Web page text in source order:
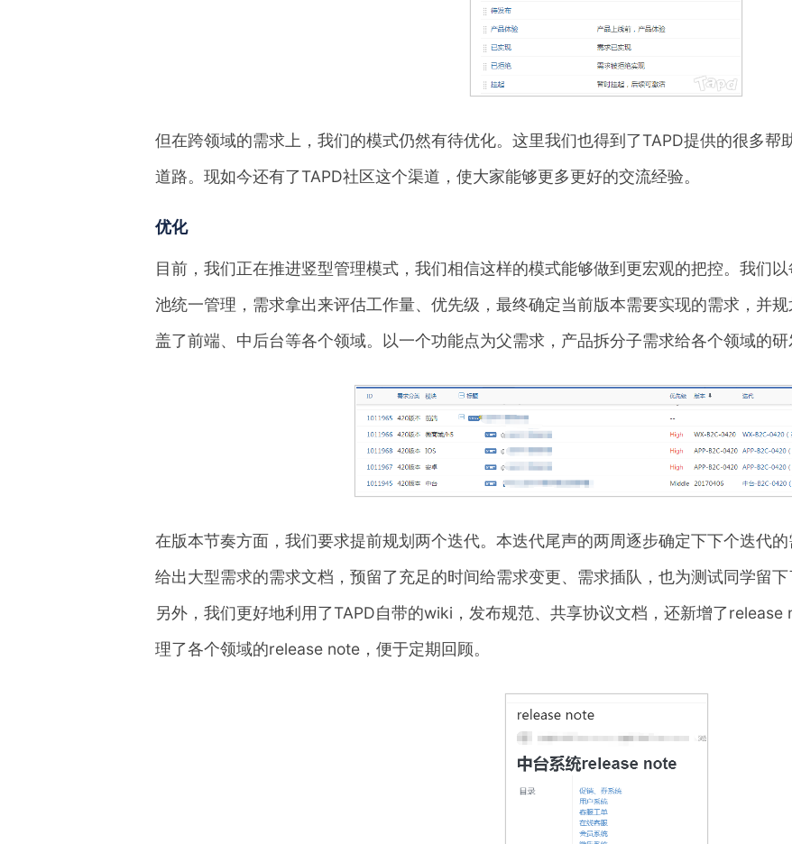
但在跨领域的需求上，我们的模式仍然有待优化。这里我们也得到了TAPD提供的很多帮
道路。现如今还有了TAPD社区这个渠道，使大家能够更多更好的交流经验。
优化
目前，我们正在推进竖型管理模式，我们相信这样的模式能够做到更宏观的把控。我们
池统一管理，需求拿出来评估工作量、优先级，最终确定当前版本需要实现的需求，并
盖了前端、中后台等各个领域。以一个功能点为父需求，产品拆分子需求给各个领域的研
在版本节奏方面，我们要求提前规划两个迭代。本迭代尾声的两周逐步确定下下个迭代
给出大型需求的需求文档，预留了充足的时间给需求变更、需求插队，也为测试同学留下
另外，我们更好地利用了TAPD自带的wiki，发布规范、共享协议文档，还新增了
理了各个领域的release note，便于定期回顾。